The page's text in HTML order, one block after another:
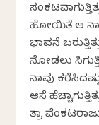
ಹೋಯಿತೆ ಆ
ಭಾವನೆ
ನೋಡಲು
ನಾವು
ಆಸೆ
ಚಿತ್ರಾ